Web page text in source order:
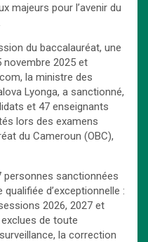
majeurs pour l’avenir du
du baccalauréat, une
novembre 2025 et
la ministre des
Lyonga, a sanctionné,
et 47 enseignants
lors des examens
du Cameroun (OBC),
personnes sanctionnées
d’exceptionnelle :
2026, 2027 et
de toute
la correction